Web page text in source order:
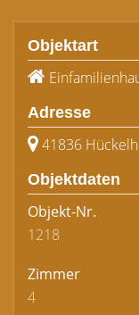
Objektart
Adresse
41836
Objektdaten
Objekt-Nr.
1218
Zimmer
4